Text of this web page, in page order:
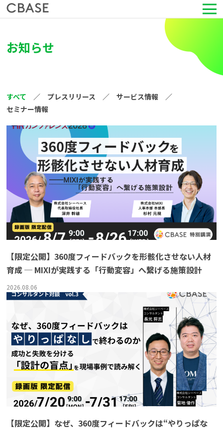
導入事例
HRコラム
お知らせ
会社情報
よくある質問
資料請求(無料) お見積もり依頼
お知らせ
すべて プレスリリース
サービス情報
セミナー情報
【限定公開】360度フィードバックを形骸化させない人材
育成 ─ MIXIが実践する「行動変容」へ繋げる施策設計
2026.08.06
【限定公開】なぜ、360度フィードバックは“やりっぱな